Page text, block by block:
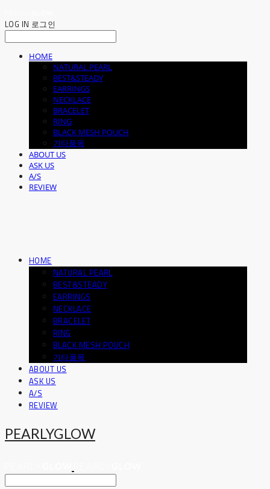
LOG IN 로그인
HOME
NATURAL PEARL
BEST&STEADY
EARRINGS
NECKLACE
BRACELET
RING
BLACK MESH POUCH
기타품목
ABOUT US
ASK US
A/S
REVIEW
HOME
NATURAL PEARL
BEST&STEADY
EARRINGS
NECKLACE
BRACELET
RING
BLACK MESH POUCH
기타품목
ABOUT US
ASK US
A/S
REVIEW
PEARLYGLOW